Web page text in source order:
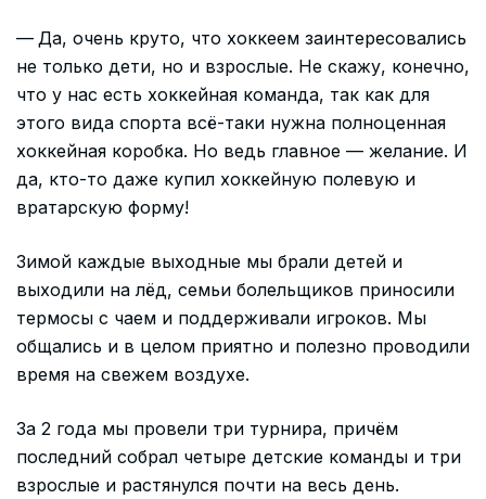
— Да, очень круто, что хоккеем заинтересовались
не только дети, но и взрослые. Не скажу, конечно,
что у нас есть хоккейная команда, так как для
этого вида спорта всё-таки нужна полноценная
хоккейная коробка. Но ведь главное — желание. И
да, кто-то даже купил хоккейную полевую и
вратарскую форму!
Зимой каждые выходные мы брали детей и
выходили на лёд, семьи болельщиков приносили
термосы с чаем и поддерживали игроков. Мы
общались и в целом приятно и полезно проводили
время на свежем воздухе.
За 2 года мы провели три турнира, причём
последний собрал четыре детские команды и три
взрослые и растянулся почти на весь день.